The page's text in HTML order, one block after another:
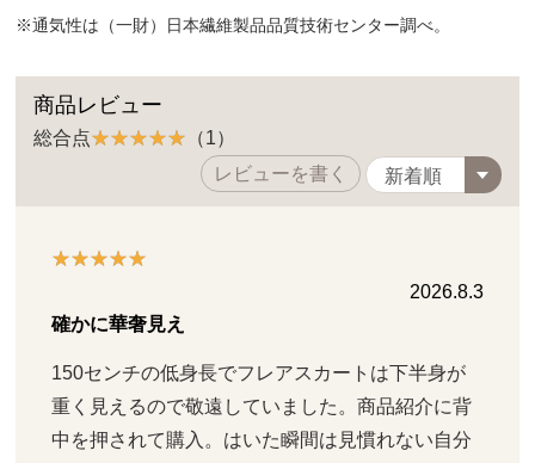
※通気性は（一財）日本繊維製品品質技術センター調べ。
商品レビュー
総合点
（1）
レビューを書く
2026.8.3
確かに華奢見え
150センチの低身長でフレアスカートは下半身が
重く見えるので敬遠していました。商品紹介に背
中を押されて購入。はいた瞬間は見慣れない自分